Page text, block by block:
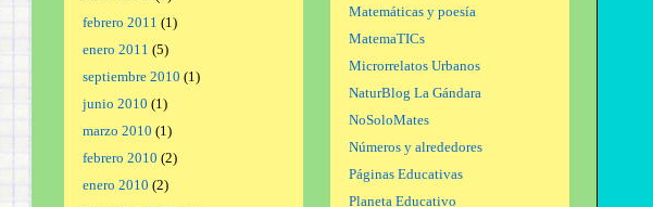
febrero 2011 (1)
enero 2011 (5)
septiembre 2010 (1)
junio 2010 (1)
marzo 2010 (1)
febrero 2010 (2)
enero 2010 (2)
Matemáticas y poesía
MatemaTICs
Microrrelatos Urbanos
NaturBlog La Gándara
NoSoloMates
Números y alrededores
Páginas Educativas
Planeta Educativo